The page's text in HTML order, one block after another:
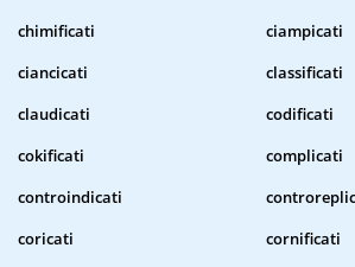
chimificati
ciampicati
ciancicati
classificati
claudicati
codificati
cokificati
complicati
controindicati
coricati
cornificati